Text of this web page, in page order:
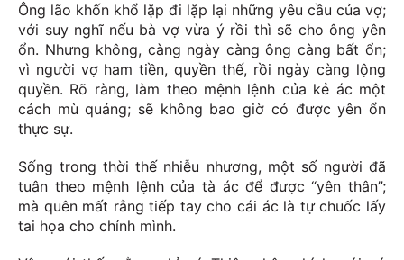
Ông lão khốn khổ lặp đi lặp lại những yêu cầu của vợ;
với suy nghĩ nếu bà vợ vừa ý rồi thì sẽ cho ông yên
ổn. Nhưng không, càng ngày càng ông càng bất ổn;
vì người vợ ham tiền, quyền thế, rồi ngày càng lộng
quyền. Rõ ràng, làm theo mệnh lệnh của kẻ ác một
cách mù quáng; sẽ không bao giờ có được yên ổn
thực sự.
Sống trong thời thế nhiễu nhương, một số người đã
tuân theo mệnh lệnh của tà ác để được “yên thân”;
mà quên mất rằng tiếp tay cho cái ác là tự chuốc lấy
tai họa cho chính mình.